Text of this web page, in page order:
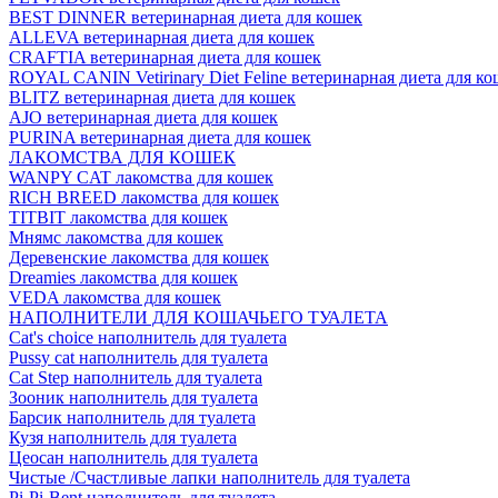
BEST DINNER ветеринарная диета для кошек
ALLEVA ветеринарная диета для кошек
CRAFTIA ветеринарная диета для кошек
ROYAL CANIN Vetirinary Diet Feline ветеринарная диета для
BLITZ ветеринарная диета для кошек
AJO ветеринарная диета для кошек
PURINA ветеринарная диета для кошек
ЛАКОМСТВА ДЛЯ КОШЕК
WANPY CAT лакомства для кошек
RICH BREED лакомства для кошек
TITBIT лакомства для кошек
Мнямс лакомства для кошек
Деревенские лакомства для кошек
Dreamies лакомства для кошек
VEDA лакомства для кошек
НАПОЛНИТЕЛИ ДЛЯ КОШАЧЬЕГО ТУАЛЕТА
Cat's choice наполнитель для туалета
Pussy cat наполнитель для туалета
Cat Step наполнитель для туалета
Зооник наполнитель для туалета
Барсик наполнитель для туалета
Кузя наполнитель для туалета
Цеосан наполнитель для туалета
Чистые /Счастливые лапки наполнитель для туалета